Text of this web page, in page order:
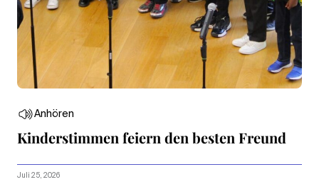
Anhören
Kinderstimmen feiern den besten Freund
Juli 25, 2026